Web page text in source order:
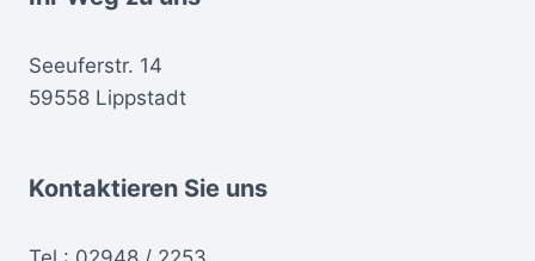
Seeuferstr. 14
59558 Lippstadt
Kontaktieren Sie uns